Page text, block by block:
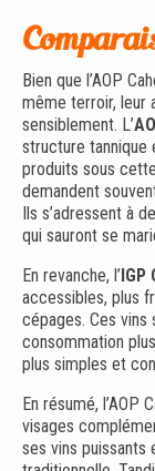
Bien que l’AOP
même terroir, leur
sensiblement. L’
structure tannique
produits sous
demandent
Ils s’adressent à
qui sauront se
En revanche, l’
accessibles, plus
cépages. Ces
consommation
plus simples et
En résumé,
visages
ses vins puissants